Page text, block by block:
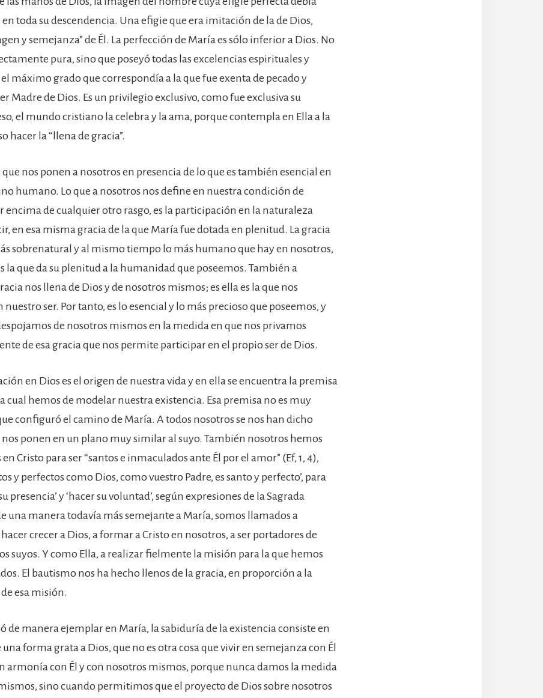
toda su descendencia. Una efigie que era imitación de la de Dios,
y semejanza” de Él. La perfección de María es sólo inferior a Dios. No
pura, sino que poseyó todas las excelencias espirituales y
máximo grado que correspondía a la que fue exenta de pecado y
Madre de Dios. Es un privilegio exclusivo, como fue exclusiva su
el mundo cristiano la celebra y la ama, porque contempla en Ella a la
hacer la “llena de gracia”.
que nos ponen a nosotros en presencia de lo que es también esencial en
humano. Lo que a nosotros nos define en nuestra condición de
encima de cualquier otro rasgo, es la participación en la naturaleza
en esa misma gracia de la que María fue dotada en plenitud. La gracia
sobrenatural y al mismo tiempo lo más humano que hay en nosotros,
la que da su plenitud a la humanidad que poseemos. También a
nos llena de Dios y de nosotros mismos; es ella es la que nos
ser. Por tanto, es lo esencial y lo más precioso que poseemos, y
de nosotros mismos en la medida en que nos privamos
de esa gracia que nos permite participar en el propio ser de Dios.
en Dios es el origen de nuestra vida y en ella se encuentra la premisa
cual hemos de modelar nuestra existencia. Esa premisa no es muy
configuró el camino de María. A todos nosotros se nos han dicho
nos ponen en un plano muy similar al suyo. También nosotros hemos
Cristo para ser “santos e inmaculados ante Él por el amor” (Ef, 1, 4),
y perfectos como Dios, como vuestro Padre, es santo y perfecto’, para
presencia’ y ‘hacer su voluntad’, según expresiones de la Sagrada
una manera todavía más semejante a María, somos llamados a
crecer a Dios, a formar a Cristo en nosotros, a ser portadores de
suyos. Y como Ella, a realizar fielmente la misión para la que hemos
El bautismo nos ha hecho llenos de la gracia, en proporción a la
esa misión.
de manera ejemplar en María, la sabiduría de la existencia consiste en
una forma grata a Dios, que no es otra cosa que vivir en semejanza con Él
armonía con Él y con nosotros mismos, porque nunca damos la medida
sino cuando permitimos que el proyecto de Dios sobre nosotros